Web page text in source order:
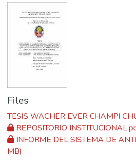
Files
TESIS WACHER EVER CHAMPI
REPOSITORIO
INFORME DEL SISTEMA DE
MB)